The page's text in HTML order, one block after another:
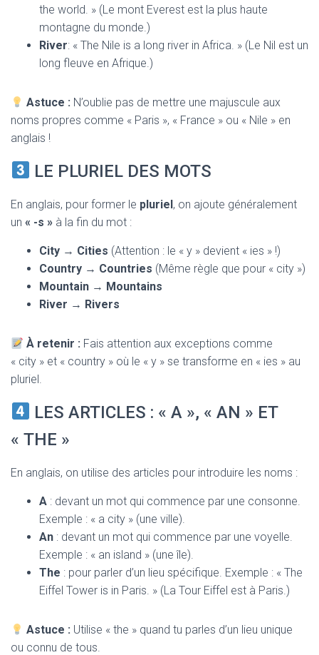
the world. » (Le mont Everest est la plus haute
montagne du monde.)
River: « The Nile is a long river in Africa. » (Le Nil est un
long fleuve en Afrique.)
Astuce : N’oublie pas de mettre une majuscule aux
noms propres comme « Paris », « France » ou « Nile » en
anglais !
LE PLURIEL DES MOTS
En anglais, pour former le pluriel, on ajoute généralement
un « -s » à la fin du mot :
City → Cities (Attention : le « y » devient « ies » !)
Country → Countries (Même règle que pour « city »)
Mountain → Mountains
River → Rivers
À retenir : Fais attention aux exceptions comme
« city » et « country » où le « y » se transforme en « ies » au
pluriel.
LES ARTICLES : « A », « AN » ET
« THE »
En anglais, on utilise des articles pour introduire les noms :
A : devant un mot qui commence par une consonne.
Exemple : « a city » (une ville).
An : devant un mot qui commence par une voyelle.
Exemple : « an island » (une île).
The : pour parler d’un lieu spécifique. Exemple : « The
Eiffel Tower is in Paris. » (La Tour Eiffel est à Paris.)
Astuce : Utilise « the » quand tu parles d’un lieu unique
ou connu de tous.